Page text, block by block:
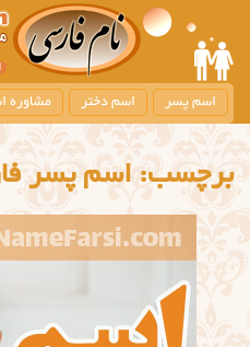
m
i
c
n
t
اسم پسر اسم دختر مشاوره
برچسب:اسم پسر